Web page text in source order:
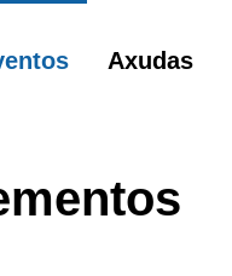
Axudas